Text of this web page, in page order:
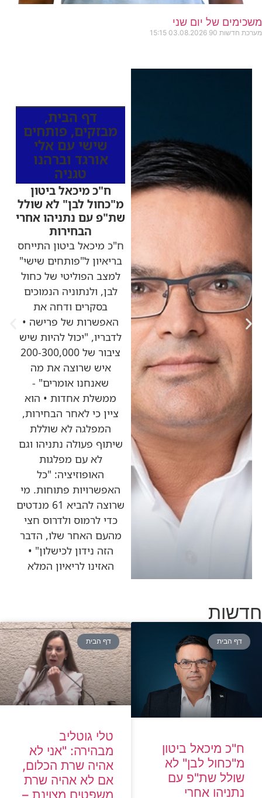
משכימים של יום שני
מערכת חדשות 90 03.08.2026
15:15
דף הבית,
מבזקים, פותחים
שישי עם אלי
אורגד וברהנו
טגניה
ח"כ מיכאל ביטון
מ"כחול לבן" לא שולל
שת"פ עם נתניהו אחרי
הבחירות
ח"כ מיכאל ביטון התייחס
בריאיון ל"פותחים שישי"
למצב הפוליטי של כחול
לבן, ולנתוניה הנמוכים
בסקרים ודחה את
האפשרות של פרישה •
לדבריו, "יכול להיות שיש
ציבור של 200-300,000
איש שרוצה את מה
שאנחנו אומרים" -
ממשלת אחדות • הוא
ציין כי לאחר הבחירות,
המפלגה לא שוללת
שיתוף פעולה נתניהו וגם
לא עם מפלגות
האופוזיציה: "כל
האפשרויות פתוחות. מי
שרוצה להביא 61 מנדטים
כדי לרמוס ולדרוס חצי
מהעם האחר שלו, הדבר
הזה נידון לכישלון" •
האזינו לריאיון המלא
חדשות
דף הבית
ח"כ מיכאל ביטון
מ"כחול לבן" לא
שולל שת"פ עם
נתניהו אחרי
דף הבית
טלי גוטליב
מבהירה: "אני לא
אהיה שרת הכלום,
אם לא אהיה שרת
משפטים מצוינת –